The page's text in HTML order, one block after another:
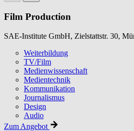
Film Production
SAE-Institute GmbH, Zielstattstr. 30,
Weiterbildung
TV/Film
Medienwissenschaft
Medientechnik
Kommunikation
Journalismus
Design
Audio
Zum Angebot